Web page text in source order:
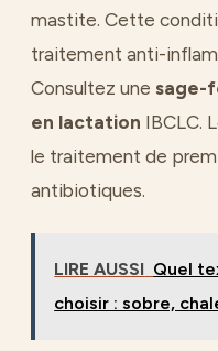
mastite. Cette
traitement anti-
Consultez une sage-
en lactation IBCLC.
le traitement de
antibiotiques.
LIRE AUSSI Quel
choisir : sobre,